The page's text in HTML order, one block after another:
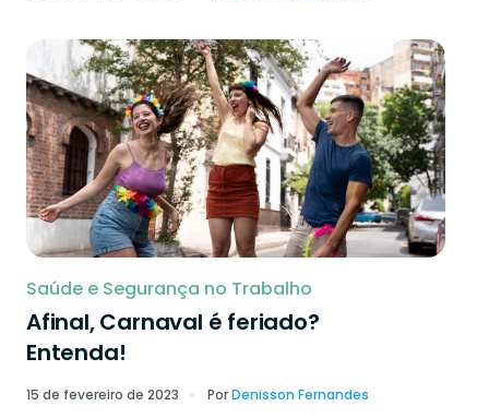
Saúde e Segurança no Trabalho
Afinal, Carnaval é feriado?
Entenda!
15 de fevereiro de 2023 PorDenisson Fernandes